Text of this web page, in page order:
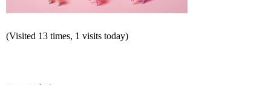
(Visited 13 times, 1 visits today)